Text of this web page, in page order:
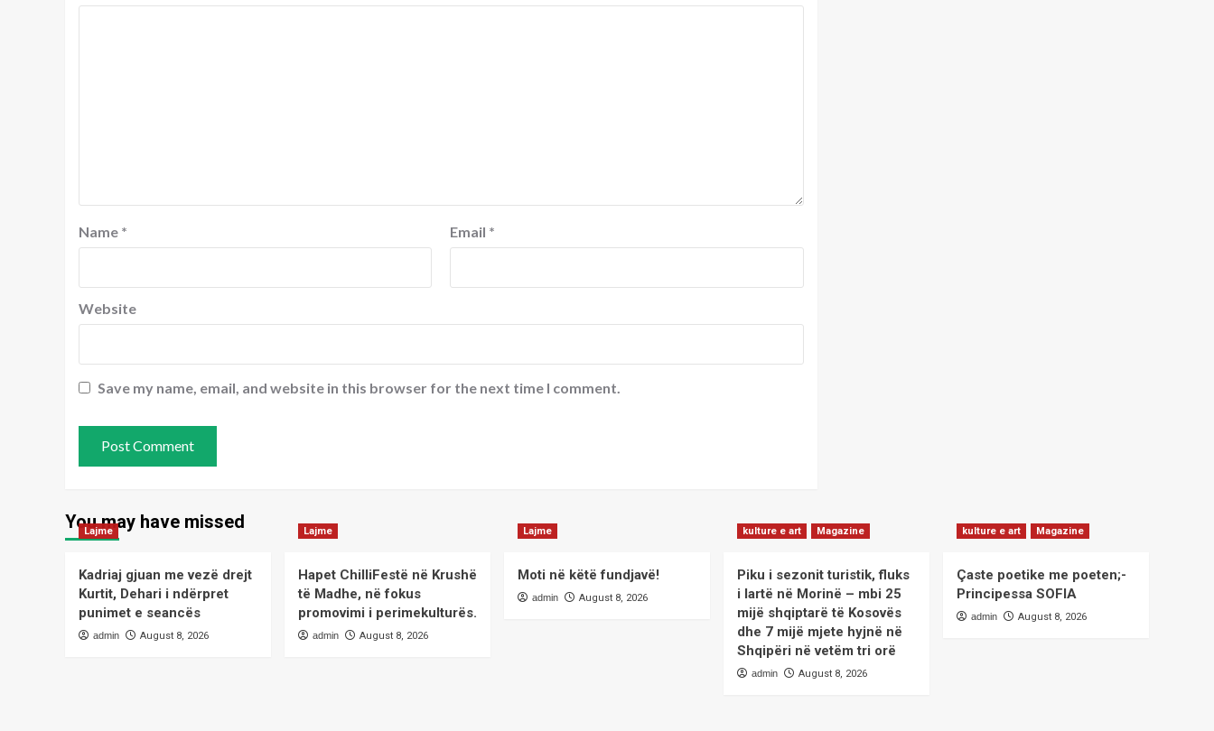
Name * Email *
Website
Save my name, email, and website in this browser for the next time I comment.
You may have missed
Lajme
Kadriaj gjuan me vezë drejt
Kurtit, Dehari i ndërpret
punimet e seancës
admin August 8, 2026
Lajme
Hapet ChilliFestë në Krushë
të Madhe, në fokus
promovimi i perimekulturës.
admin August 8, 2026
Lajme
Moti në këtë fundjavë!
admin August 8, 2026
kulture e art Magazine
Piku i sezonit turistik, fluks
i lartë në Morinë – mbi 25
mijë shqiptarë të Kosovës
dhe 7 mijë mjete hyjnë në
Shqipëri në vetëm tri orë
admin August 8, 2026
kulture e art Magazine
Çaste poetike me poeten;-
Principessa SOFIA
admin August 8, 2026